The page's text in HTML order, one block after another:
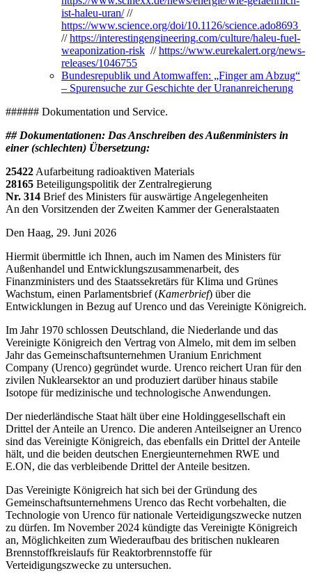
ist-haleu-uran///
https://www.science.org/doi/10.1126/science.ado8693
//https://interestingengineering.com/culture/haleu-fuel-
weaponization-risk //https://www.eurekalert.org/news-
releases/1046755
Bundesrepublik und Atomwaffen: „Finger am Abzug“
– Spurensuche zur Geschichte der Urananreicherung
###### Dokumentation und Service.
## Dokumentationen: Das Anschreiben des Außenministers in
einer (schlechten) Übersetzung:
25422 Aufarbeitung radioaktiven Materials
28165 Beteiligungspolitik der Zentralregierung
Nr. 314 Brief des Ministers für auswärtige Angelegenheiten
An den Vorsitzenden der Zweiten Kammer der Generalstaaten
Den Haag, 29. Juni 2026
Hiermit übermittle ich Ihnen, auch im Namen des Ministers für
Außenhandel und Entwicklungszusammenarbeit, des
Finanzministers und des Staatssekretärs für Klima und Grünes
Wachstum, einen Parlamentsbrief (Kamerbrief) über die
Entwicklungen in Bezug auf Urenco und das Vereinigte Königreich.
Im Jahr 1970 schlossen Deutschland, die Niederlande und das
Vereinigte Königreich den Vertrag von Almelo, mit dem im selben
Jahr das Gemeinschaftsunternehmen Uranium Enrichment
Company (Urenco) gegründet wurde. Urenco reichert Uran für den
zivilen Nuklearsektor an und produziert darüber hinaus stabile
Isotope für medizinische und technologische Anwendungen.
Der niederländische Staat hält über eine Holdinggesellschaft ein
Drittel der Anteile an Urenco. Die anderen Anteilseigner an Urenco
sind das Vereinigte Königreich, das ebenfalls ein Drittel der Anteile
hält, und die beiden deutschen Energieunternehmen RWE und
E.ON, die das verbleibende Drittel der Anteile besitzen.
Das Vereinigte Königreich hat sich bei der Gründung des
Gemeinschaftsunternehmens Urenco das Recht vorbehalten, die
Technologie von Urenco für nationale Verteidigungszwecke nutzen
zu dürfen. Im November 2024 kündigte das Vereinigte Königreich
an, Möglichkeiten zum Wiederaufbau des britischen nuklearen
Brennstoffkreislaufs für Reaktorbrennstoffe für
Verteidigungszwecke zu untersuchen.